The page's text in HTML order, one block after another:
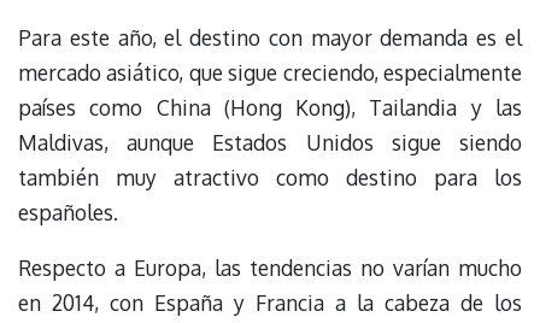
Para este año, el destino con mayor demanda es el
mercado asiático, que sigue creciendo, especialmente
países como China (Hong Kong), Tailandia y las
Maldivas, aunque Estados Unidos sigue siendo
también muy atractivo como destino para los
españoles.
Respecto a Europa, las tendencias no varían mucho
en 2014, con España y Francia a la cabeza de los